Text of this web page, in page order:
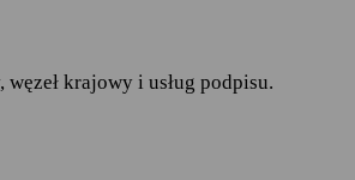
krajowy i usług podpisu.